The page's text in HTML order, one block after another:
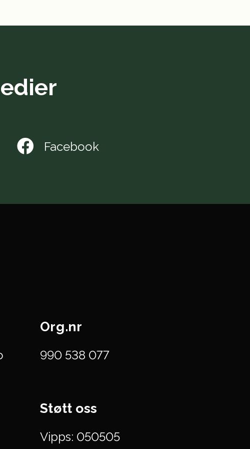
Facebook
Org.nr
990 538 077
Støtt oss
Vipps: 050505